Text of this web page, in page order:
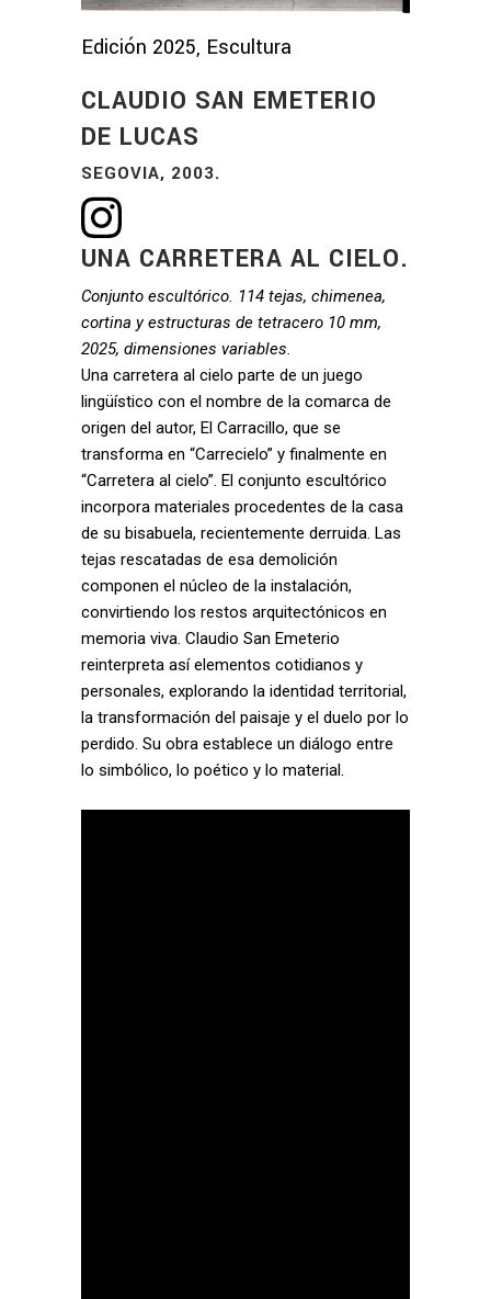
Edición 2025, Escultura
CLAUDIO SAN EMETERIO
DE LUCAS
SEGOVIA, 2003.
UNA CARRETERA AL CIELO.
Conjunto escultórico. 114 tejas, chimenea,
cortina y estructuras de tetracero 10 mm,
2025, dimensiones variables.
Una carretera al cielo parte de un juego
lingüístico con el nombre de la comarca de
origen del autor, El Carracillo, que se
transforma en “Carrecielo” y finalmente en
“Carretera al cielo”. El conjunto escultórico
incorpora materiales procedentes de la casa
de su bisabuela, recientemente derruida. Las
tejas rescatadas de esa demolición
componen el núcleo de la instalación,
convirtiendo los restos arquitectónicos en
memoria viva. Claudio San Emeterio
reinterpreta así elementos cotidianos y
personales, explorando la identidad territorial,
la transformación del paisaje y el duelo por lo
perdido. Su obra establece un diálogo entre
lo simbólico, lo poético y lo material.